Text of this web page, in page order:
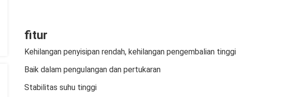
fitur
Kehilangan penyisipan rendah, kehilangan pengembalian tinggi
Baik dalam pengulangan dan pertukaran
Stabilitas suhu tinggi